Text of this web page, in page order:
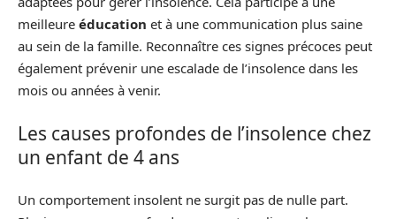
meilleure éducation et à une communication plus saine
au sein de la famille. Reconnaître ces signes précoces peut
également prévenir une escalade de l’insolence dans les
mois ou années à venir.
Les causes profondes de l’insolence chez
un enfant de 4 ans
Un comportement insolent ne surgit pas de nulle part.